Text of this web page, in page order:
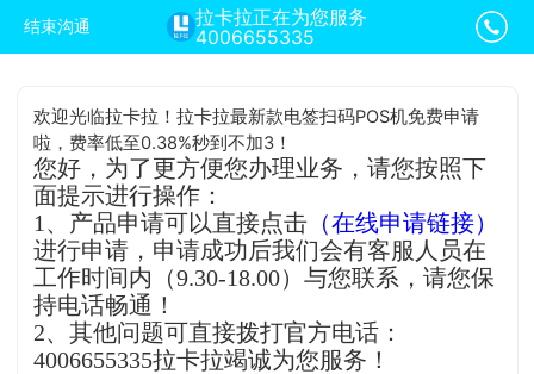
结束沟通
拉卡拉正在为您服务
4006655335
欢迎光临拉卡拉！拉卡拉最新款电签扫码POS机免费申请
啦，费率低至0.38%秒到不加3！
您好，为了更方便您办理业务，请您按照下
面提示进行操作：
1、产品申请可以直接点击 （在线申请链接）
进行申请，申请成功后我们会有客服人员在
工作时间内（9.30-18.00）与您联系，请您保
持电话畅通！
2、其他问题可直接拨打官方电话：
4006655335拉卡拉竭诚为您服务！